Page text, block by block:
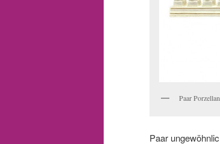
Paar
Paar